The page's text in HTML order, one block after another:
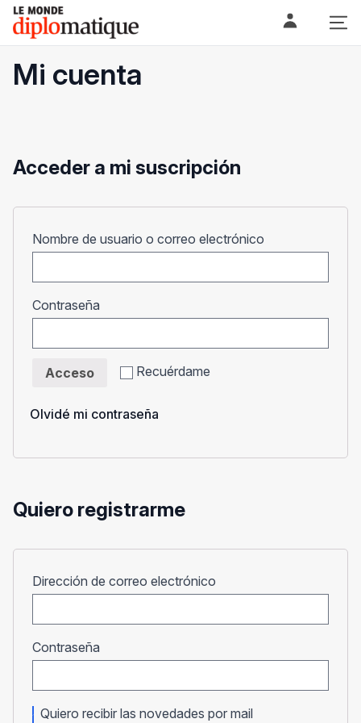
Skip
content
Le monde diplomatique
Mi cuenta
Acceder a mi suscripción
Nombre de usuario o correo electrónico
Contraseña
Recuérdame
Acceso
Olvidé mi contraseña
Quiero registrarme
Dirección de correo electrónico
Contraseña
Quiero recibir las novedades por mail